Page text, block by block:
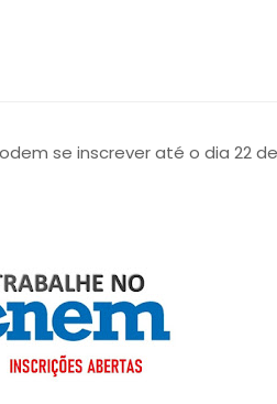
se inscrever até o dia 22